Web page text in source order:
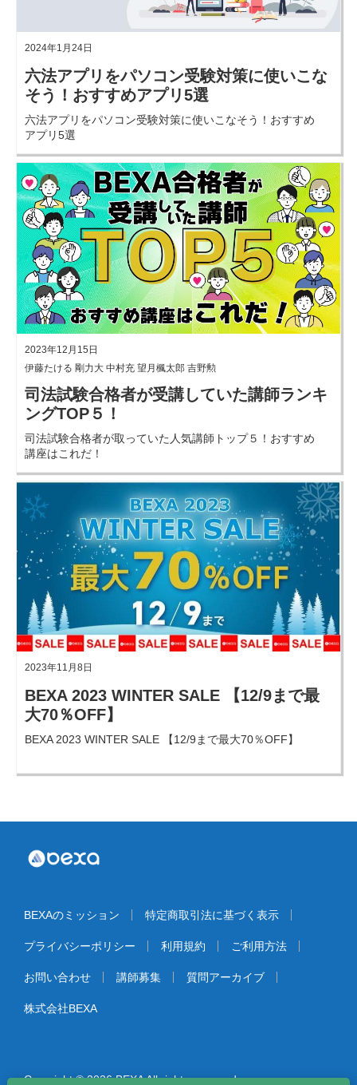
2024年1月24日
六法アプリをパソコン受験対策に使いこな
そう！おすすめアプリ5選
六法アプリをパソコン受験対策に使いこなそう！おすすめ
アプリ5選
2023年12月15日
伊藤たける 剛力大 中村充 望月楓太郎 吉野勲
司法試験合格者が受講していた講師ランキ
ングTOP５！
司法試験合格者が取っていた人気講師トップ５！おすすめ
講座はこれだ！
2023年11月8日
BEXA 2023 WINTER SALE 【12/9まで最
大70％OFF】
BEXA 2023 WINTER SALE 【12/9まで最大70％OFF】
BEXAのミッション 特定商取引法に基づく表示
プライバシーポリシー 利用規約 ご利用方法
お問い合わせ 講師募集 質問アーカイブ
株式会社BEXA
Copyright © 2026 BEXA All rights reserved.